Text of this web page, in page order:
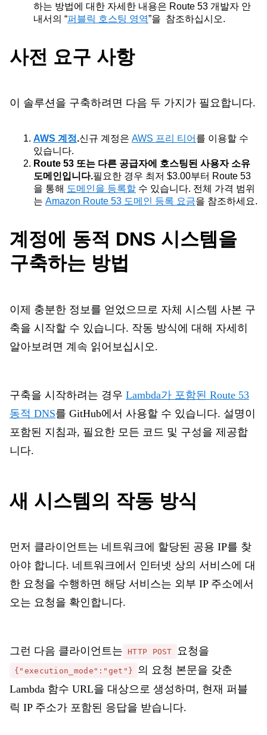
하는 방법에 대한 자세한 내용은 Route 53 개발자 안
내서의 “퍼블릭 호스팅 영역”을 참조하십시오.
사전 요구 사항
이 솔루션을 구축하려면 다음 두 가지가 필요합니다.
AWS 계정.신규 계정은 AWS 프리 티어 를 이용할 수
있습니다.
Route 53 또는 다른 공급자에 호스팅된 사용자 소유
도메인입니다.필요한 경우 최저 $3.00부터 Route 53
을 통해 도메인을 등록할 수 있습니다. 전체 가격 범위
는 Amazon Route 53 도메인 등록 요금을 참조하세요.
계정에 동적 DNS 시스템을
구축하는 방법
이제 충분한 정보를 얻었으므로 자체 시스템 사본 구
축을 시작할 수 있습니다. 작동 방식에 대해 자세히
알아보려면 계속 읽어보십시오.
구축을 시작하려는 경우 Lambda가 포함된 Route 53
동적 DNS를 GitHub에서 사용할 수 있습니다. 설명이
포함된 지침과, 필요한 모든 코드 및 구성을 제공합
니다.
새 시스템의 작동 방식
먼저 클라이언트는 네트워크에 할당된 공용 IP를 찾
아야 합니다. 네트워크에서 인터넷 상의 서비스에 대
한 요청을 수행하면 해당 서비스는 외부 IP 주소에서
오는 요청을 확인합니다.
그런 다음 클라이언트는 HTTP POST 요청을
{"execution_mode":"get"}
의 요청 본문을 갖춘
Lambda 함수 URL을 대상으로 생성하며, 현재 퍼블
릭 IP 주소가 포함된 응답을 받습니다.